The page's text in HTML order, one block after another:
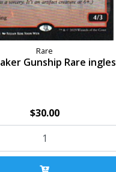
Rare
Gunship Rare ingles
$30.00